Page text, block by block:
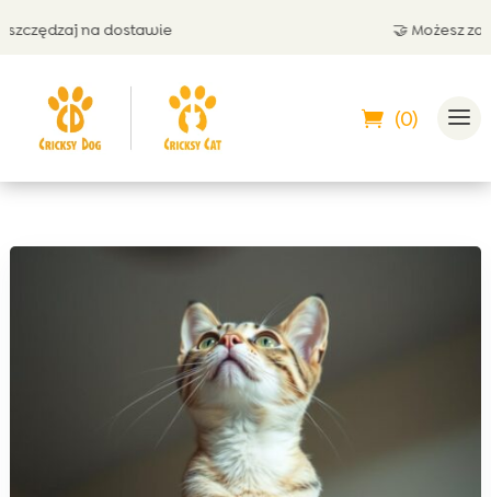
na dostawie 🤝 Możesz
(0)